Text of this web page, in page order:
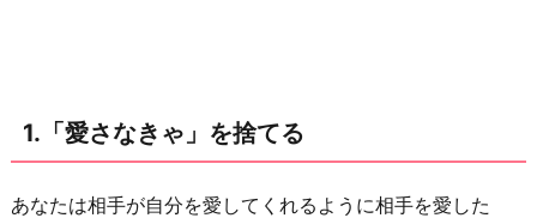
『愛』
を
考
1.「愛さなきゃ」を捨てる
あなたは相手が自分を愛してくれるように相手を愛した